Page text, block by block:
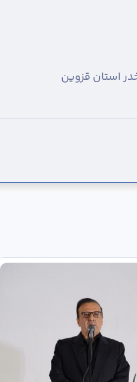
استان قزوین